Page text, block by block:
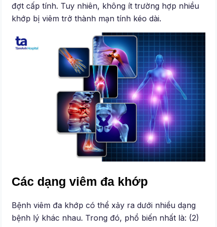
đợt cấp tính. Tuy nhiên, không ít trường hợp nhiều
khớp bị viêm trở thành mạn tính kéo dài.
Các dạng viêm đa khớp
Bệnh viêm đa khớp có thể xảy ra dưới nhiều dạng
bệnh lý khác nhau. Trong đó, phổ biến nhất là: (2)